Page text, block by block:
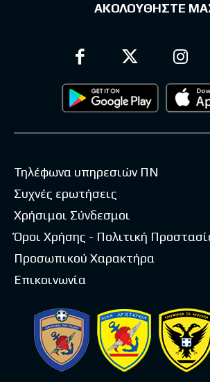
ΑΚΟΛΟΥΘΗΣΤΕ
Τηλέφωνα υπηρεσιών ΠΝ
Συχνές ερωτήσεις
Χρήσιμοι Σύνδεσμοι
Όροι Χρήσης - Πολιτική
Προσωπικού Χαρακτήρα
Επικοινωνία